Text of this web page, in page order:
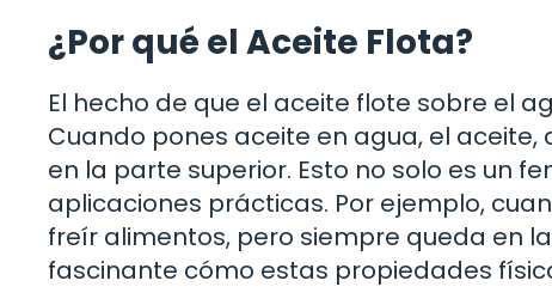
¿Por qué el Aceite Flota?
El hecho de que el aceite flote sobre el
Cuando pones aceite en agua, el
en la parte superior. Esto no solo es un
aplicaciones prácticas. Por ejemplo,
freír alimentos, pero siempre queda en
fascinante cómo estas propiedades